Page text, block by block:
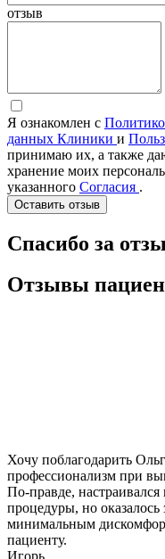
отзыв
Я ознакомлен с
данных Клиники и
принимаю их, а также
хранение моих
указанного Согласия .
Оставить отзыв
Спасибо за
Отзывы
Хочу поблагодарить
профессионализм при
По-правде,
процедуры, но
минимальным
пациенту.